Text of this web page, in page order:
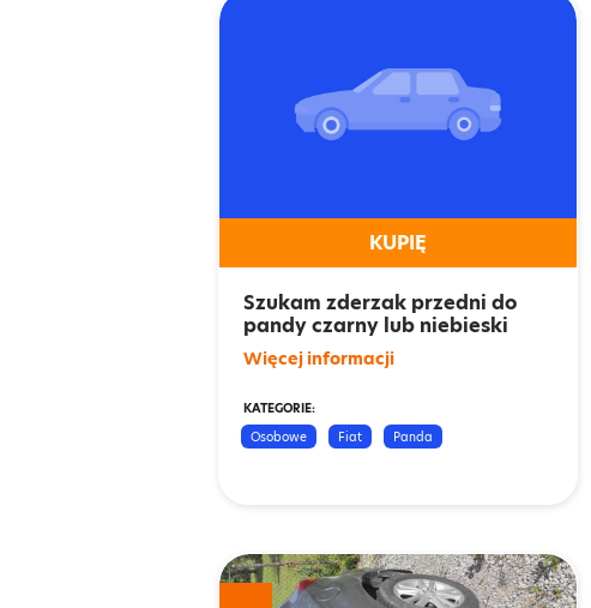
KUPIĘ
Szukam zderzak przedni do
pandy czarny lub niebieski
Więcej informacji
KATEGORIE:
Osobowe
Fiat Panda